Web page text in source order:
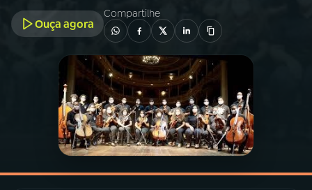
PROGRAMAS
PODCASTS
Ouça agora
Compartilhe